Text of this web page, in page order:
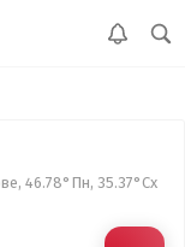
46.78°Пн, 35.37°Сх